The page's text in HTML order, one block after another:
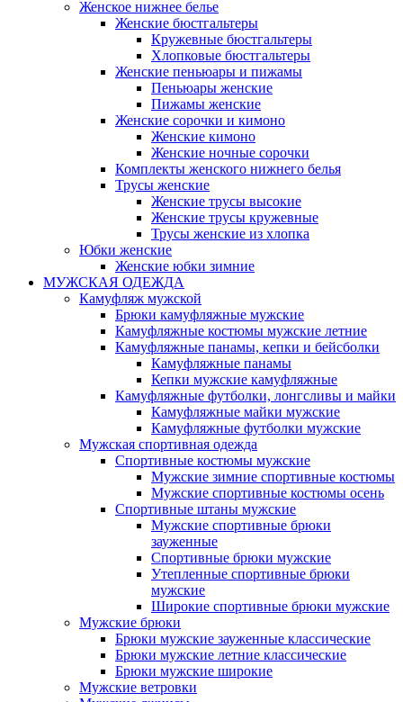
Женское нижнее белье
Женские бюстгальтеры
Кружевные бюстгальтеры
Хлопковые бюстгальтеры
Женские пеньюары и пижамы
Пеньюары женские
Пижамы женские
Женские сорочки и кимоно
Женские кимоно
Женские ночные сорочки
Комплекты женского нижнего белья
Трусы женские
Женские трусы высокие
Женские трусы кружевные
Трусы женские из хлопка
Юбки женские
Женские юбки зимние
МУЖСКАЯ ОДЕЖДА
Камуфляж мужской
Брюки камуфляжные мужские
Камуфляжные костюмы мужские летние
Камуфляжные панамы, кепки и бейсболки
Камуфляжные панамы
Кепки мужские камуфляжные
Камуфляжные футболки, лонгсливы и майки
Камуфляжные майки мужские
Камуфляжные футболки мужские
Мужская спортивная одежда
Спортивные костюмы мужские
Мужские зимние спортивные костюмы
Мужские спортивные костюмы осень
Спортивные штаны мужские
Мужские спортивные брюки
зауженные
Спортивные брюки мужские
Утепленные спортивные брюки
мужские
Широкие спортивные брюки мужские
Мужские брюки
Брюки мужские зауженные классические
Брюки мужские летние классические
Брюки мужские широкие
Мужские ветровки